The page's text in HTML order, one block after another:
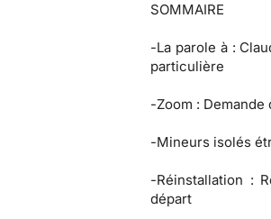
SOMMAIRE
-La parole à:
particulière
-Zoom : Demande
-Mineurs isolés
-Réinstallation :
départ